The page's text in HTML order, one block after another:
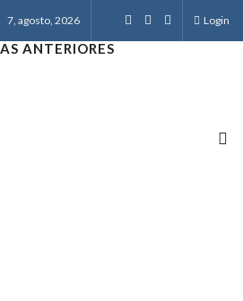
7, agosto, 2026 Login
ANTERIORES